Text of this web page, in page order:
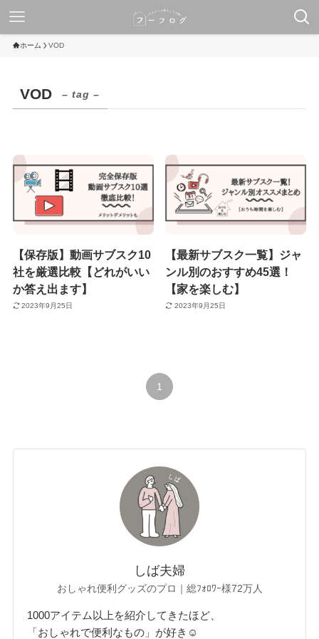
ホーム VOD
VOD – tag –
【保存版】動画サブスク10
社を厳選比較【どれがいい
か答え出ます】
2023年9月25日
【最新サブスク一覧】ジャ
ンル別のおすすめ45選！
【家を楽しむ】
2023年9月25日
1
しば夫婦
おしゃれ便利グッズのプロ｜総ﾌｫﾛﾜｰ様72万人
1000アイテム以上を紹介してきたほど、
「おしゃれで便利なもの」が好き☺︎